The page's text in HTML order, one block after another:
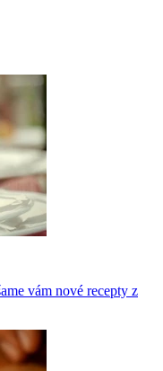
vám nové recepty z